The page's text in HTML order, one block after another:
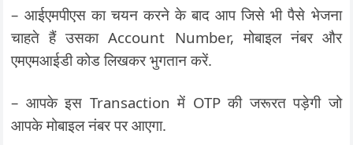
– आईएमपीएस का चयन करने के बाद आप जिसे भी पैसे भेजना
चाहते हैं उसका Account Number, मोबाइल नंबर और
एमएमआईडी कोड लिखकर भुगतान करें.
– आपके इस Transaction में OTP की जरूरत पड़ेगी जो
आपके मोबाइल नंबर पर आएगा.